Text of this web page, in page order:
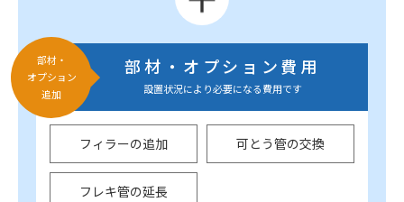
部材・オプション費用
設置状況により必要になる費用です
部材・
オプション
追加
フィラーの追加 可とう管の交換
フレキ管の延長